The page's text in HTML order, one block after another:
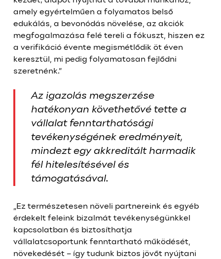
amely egyértelműen a folyamatos belső
edukálás, a bevonódás növelése, az akciók
megfogalmazása felé tereli a fókuszt, hiszen ez
a verifikáció évente megismétlődik öt éven
keresztül, mi pedig folyamatosan fejlődni
szeretnénk.”
Az igazolás megszerzése
hatékonyan követhetővé tette a
vállalat fenntarthatósági
tevékenységének eredményeit,
mindezt egy akkreditált harmadik
fél hitelesítésével és
támogatásával.
„Ez természetesen növeli partnereink és egyéb
érdekelt feleink bizalmát tevékenységünkkel
kapcsolatban és biztosíthatja
vállalatcsoportunk fenntartható működését,
növekedését – így tudunk biztos jövőt nyújtani